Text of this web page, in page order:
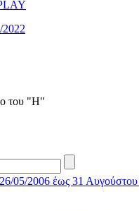
2022
του "Η"
05/2006 έως 31